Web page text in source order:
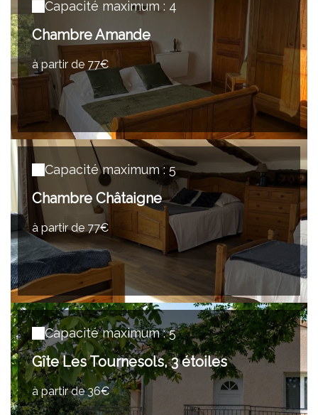
Capacité maximum : 4
Chambre Amande
à partir de 77€
Capacité maximum : 5
Chambre Châtaigne
à partir de 77€
Capacité maximum : 5
Gîte Les Tournesols, 3 étoiles
à partir de 36€